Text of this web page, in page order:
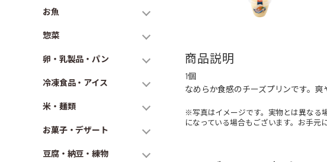
お魚
惣菜
卵・乳製品・パン
冷凍食品・アイス
米・麺類
お菓子・デザート
豆腐・納豆・練物
商品説明
1個
なめらか食感のチーズプリンです。爽
※写真はイメージです。実物とは異なる
になっている場合もございます。お手元